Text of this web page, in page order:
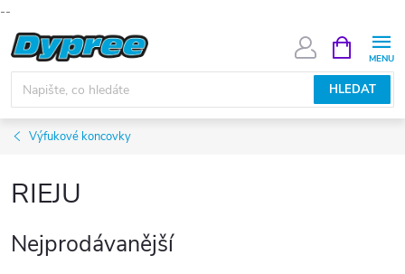
--
Přejít
na
obsah
HLEDAT
NÁKUPNÍ
KOŠÍK
Výfukové koncovky
RIEJU
Nejprodávanější